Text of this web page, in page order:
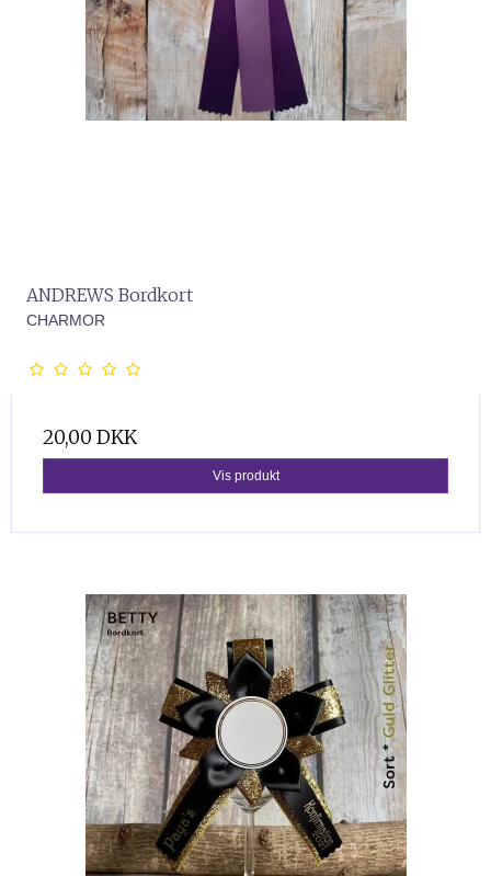
ANDREWS Bordkort
CHARMOR
20,00 DKK
Vis produkt